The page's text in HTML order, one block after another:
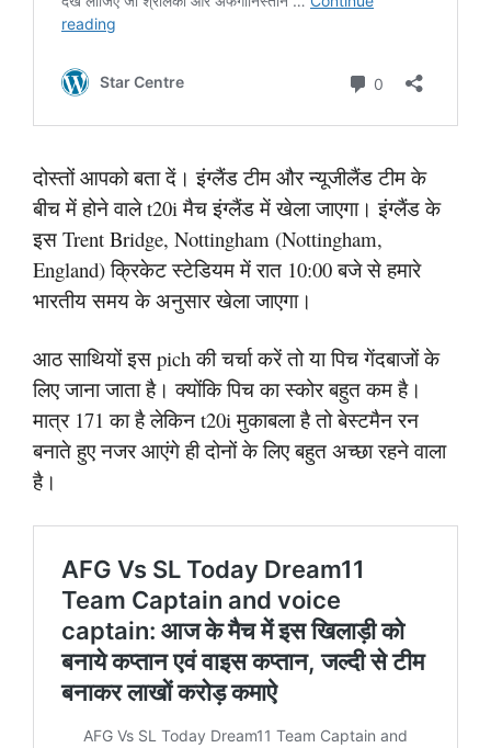
दोस्तों आपको बता दें। इंग्लैंड टीम और न्यूजीलैंड टीम के
बीच में होने वाले t20i मैच इंग्लैंड में खेला जाएगा। इंग्लैंड के
इस Trent Bridge, Nottingham (Nottingham,
England) क्रिकेट स्टेडियम में रात 10:00 बजे से हमारे
भारतीय समय के अनुसार खेला जाएगा।
आठ साथियों इस pich की चर्चा करें तो या पिच गेंदबाजों के
लिए जाना जाता है। क्योंकि पिच का स्कोर बहुत कम है।
मात्र 171 का है लेकिन t20i मुकाबला है तो बेस्टमैन रन
बनाते हुए नजर आएंगे ही दोनों के लिए बहुत अच्छा रहने वाला
है।